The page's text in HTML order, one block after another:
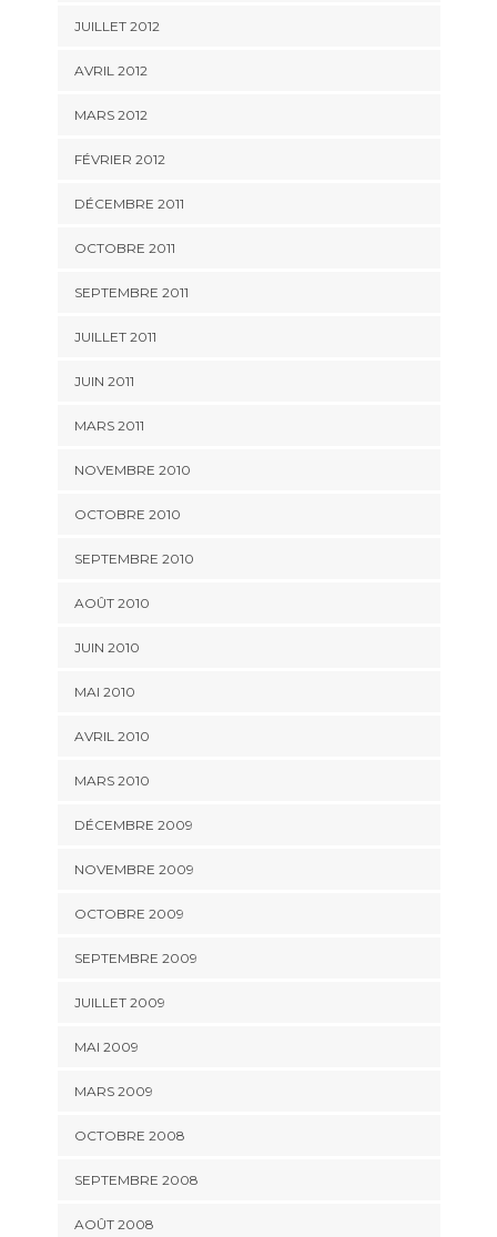
JUILLET 2012
AVRIL 2012
MARS 2012
FÉVRIER 2012
DÉCEMBRE 2011
OCTOBRE 2011
SEPTEMBRE 2011
JUILLET 2011
JUIN 2011
MARS 2011
NOVEMBRE 2010
OCTOBRE 2010
SEPTEMBRE 2010
AOÛT 2010
JUIN 2010
MAI 2010
AVRIL 2010
MARS 2010
DÉCEMBRE 2009
NOVEMBRE 2009
OCTOBRE 2009
SEPTEMBRE 2009
JUILLET 2009
MAI 2009
MARS 2009
OCTOBRE 2008
SEPTEMBRE 2008
AOÛT 2008